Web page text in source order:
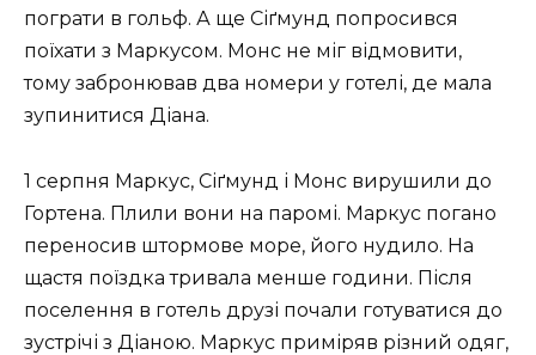
пограти в гольф. А ще Сіґмунд попросився
поїхати з Маркусом. Монс не міг відмовити,
тому забронював два номери у готелі, де мала
зупинитися Діана.
1 серпня Маркус, Сіґмунд і Монс вирушили до
Гортена. Плили вони на паромі. Маркус погано
переносив штормове море, його нудило. На
щастя поїздка тривала менше години. Після
поселення в готель друзі почали готуватися до
зустрічі з Діаною. Маркус приміряв різний одяг,